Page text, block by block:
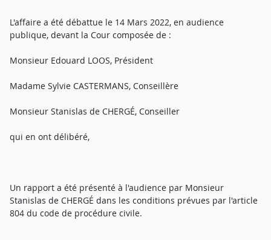
L'affaire a été débattue le 14 Mars 2022, en audience
publique, devant la Cour composée de :
Monsieur Edouard LOOS, Président
Madame Sylvie CASTERMANS, Conseillère
Monsieur Stanislas de CHERGÉ, Conseiller
qui en ont délibéré,
Un rapport a été présenté à l'audience par Monsieur
Stanislas de CHERGÉ dans les conditions prévues par l'article
804 du code de procédure civile.